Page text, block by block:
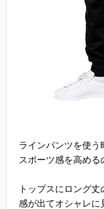
ラインパンツを使う
スポーツ感を高める
トップスにロング
感が出てオシャレに